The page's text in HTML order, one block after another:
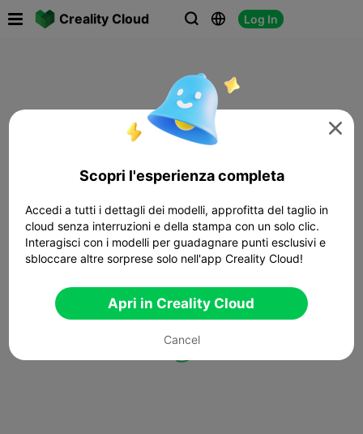
Creality Cloud   Log In

Scopri l'esperienza completa
Accedi a tutti i dettagli dei modelli, approfitta del taglio in
cloud senza interruzioni e della stampa con un solo clic.
Interagisci con i modelli per guadagnare punti esclusivi e
sbloccare altre sorprese solo nell'app Creality Cloud!
Apri in Creality Cloud
Cancel